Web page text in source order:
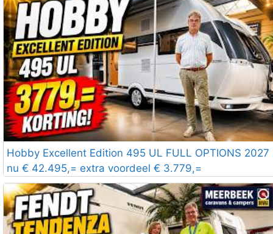
Hobby Excellent Edition 495 UL FULL OPTIONS 2027
nu € 42.495,= extra voordeel € 3.779,=